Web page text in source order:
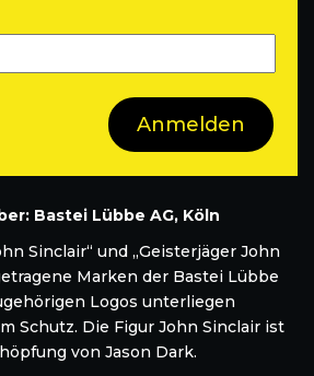
Bastei Lübbe AG, Köln
Sinclair“ und „Geisterjäger John
Marken der Bastei Lübbe
Logos unterliegen
Schutz. Die Figur John Sinclair ist
von Jason Dark.